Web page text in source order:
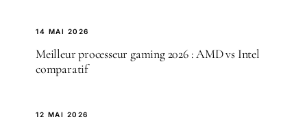
14 MAI 2026
Meilleur processeur gaming 2026 : AMD vs Intel
comparatif
12 MAI 2026